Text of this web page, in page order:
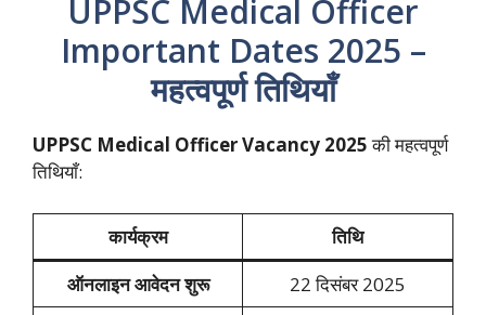
UPPSC Medical Officer
Important Dates 2025 –
महत्वपूर्ण तिथियाँ
UPPSC Medical Officer Vacancy 2025की महत्वपूर्ण
तिथियाँ:
कार्यक्रम
तिथि
ऑनलाइन आवेदन शुरू
22 दिसंबर 2025